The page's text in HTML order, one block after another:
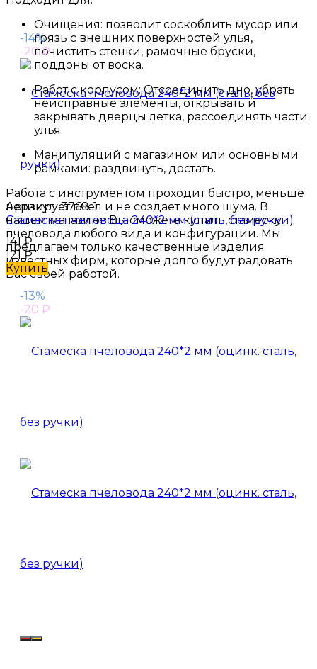
Очищения: позволит соскоблить мусор или
грязь с внешних поверхностей улья,
почистить стенки, рамочные бруски,
поддоны от воска.
Работ с корпусом: Отсоединить дно, убрать
неисправные элементы, открывать и
закрывать дверцы летка, рассоединять части
улья.
Манипуляций с магазином или основными
рамками: раздвинуть, достать.
Работа с инструментом проходит быстро, меньше
нервирует пчел и не создает много шума. В
нашем магазине Вы сможете купить стамеску
пчеловода любого вида и конфигурации. Мы
предлагаем только качественные изделия
известных фирм, которые долго будут радовать
Вас своей работой.
-14%
-20₽
Артикул:3768-1
Стамеска пчеловода 240*2 мм (сталь, без ручки)
141₽
121₽
Купить
-13%
-20 ₽